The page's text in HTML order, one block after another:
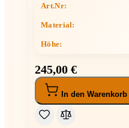
Art.Nr:
Material:
Höhe:
245,00 €
In den Warenkorb